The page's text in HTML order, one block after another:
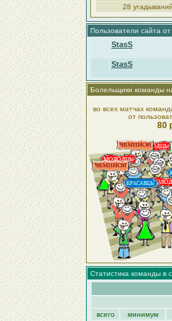
28
Пользователи сайта
StasS
StasS
Болельщики команды
во всех матчах
от
80
Статистика команды в
всего минимум